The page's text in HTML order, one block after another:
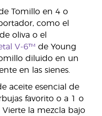
Tomillo en 4 o
como el
oliva o el
V-6™ de Young
diluido en un
en las sienes.
aceite esencial de
favorito o a 1 o
Vierte la mezcla bajo